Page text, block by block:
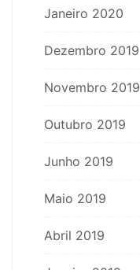
Janeiro 2020
Dezembro 2019
Novembro 2019
Outubro 2019
Junho 2019
Maio 2019
Abril 2019